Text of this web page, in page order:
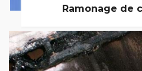
Ramonage de